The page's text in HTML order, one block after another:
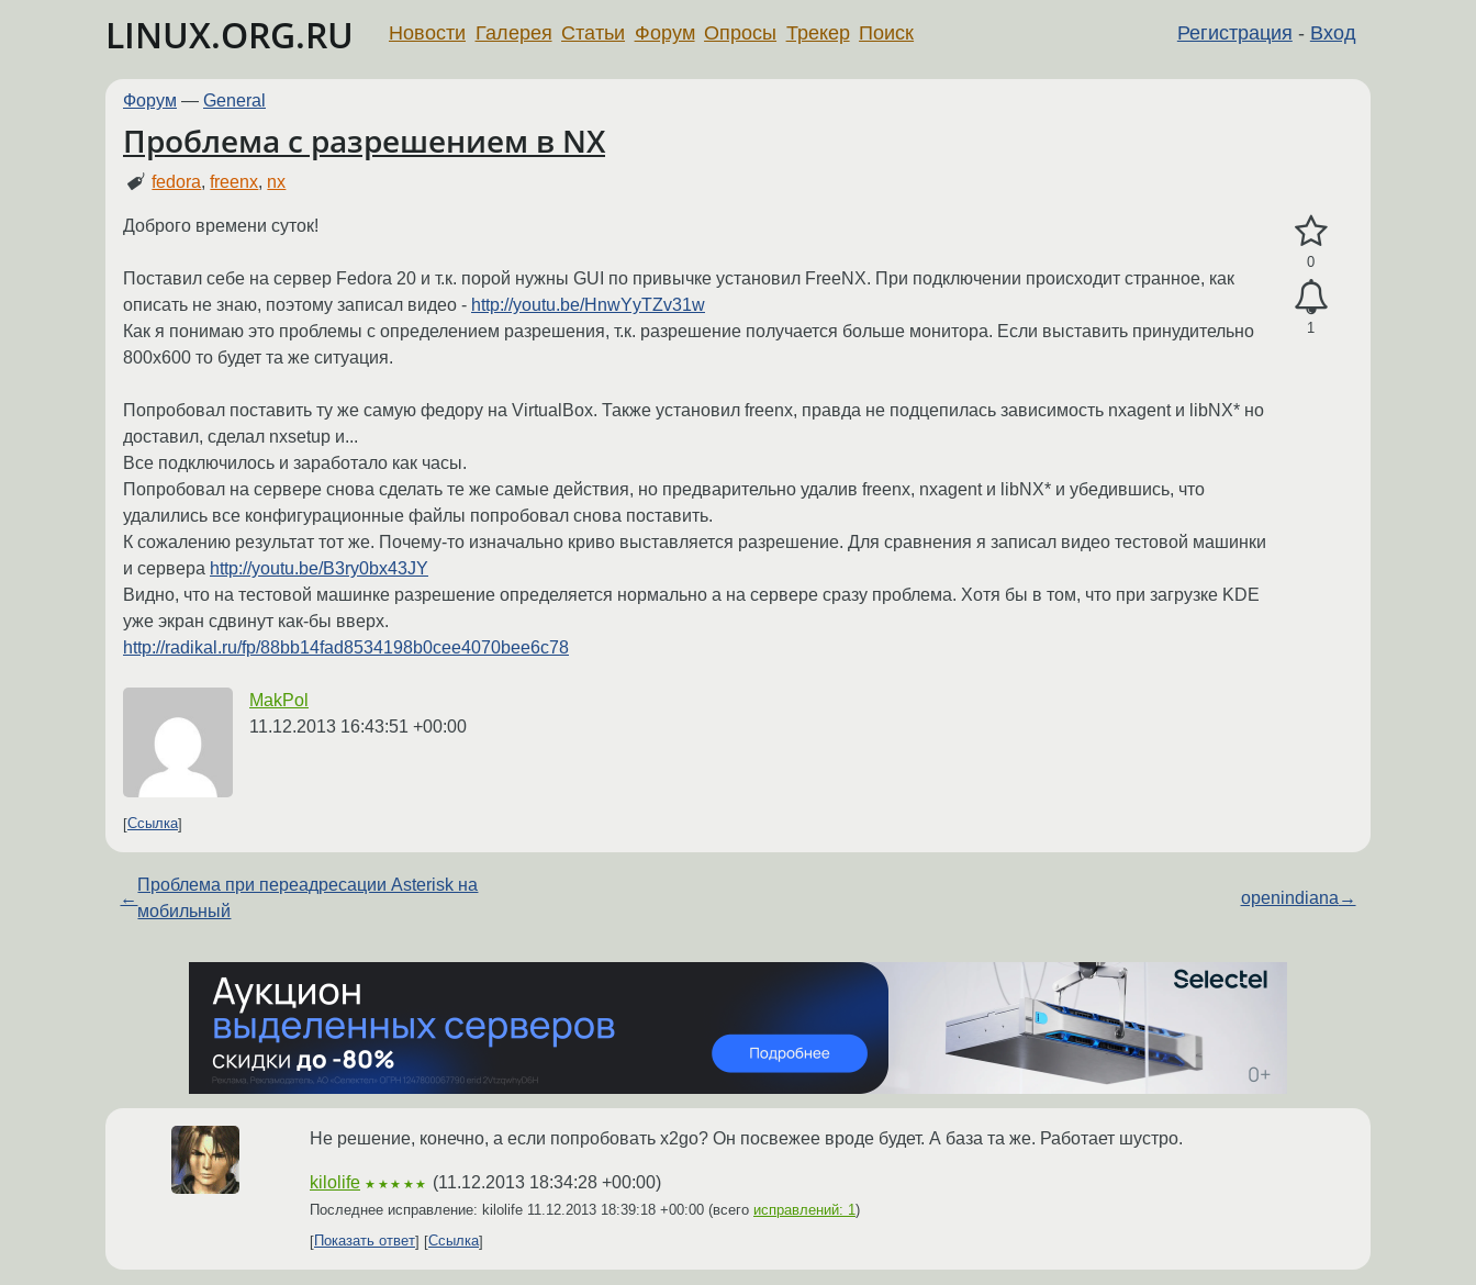
LINUX.ORG.RU Регистрация - Вход
Новости Галерея Статьи Форум Опросы Трекер Поиск
Форум — General
Проблема с разрешением в NX
fedora,freenx, nx
0
1
Доброго времени суток!
Поставил себе на сервер Fedora 20 и т.к. порой нужны GUI по привычке установил FreeNX. При подключении происходит странное, как
описать не знаю, поэтому записал видео - http://youtu.be/HnwYyTZv31w
Как я понимаю это проблемы с определением разрешения, т.к. разрешение получается больше монитора. Если выставить принудительно
800х600 то будет та же ситуация.
Попробовал поставить ту же самую федору на VirtualBox. Также установил freenx, правда не подцепилась зависимость nxagent и libNX* но
доставил, сделал nxsetup и...
Все подключилось и заработало как часы.
Попробовал на сервере снова сделать те же самые действия, но предварительно удалив freenx, nxagent и libNX* и убедившись, что
удалились все конфигурационные файлы попробовал снова поставить.
К сожалению результат тот же. Почему-то изначально криво выставляется разрешение. Для сравнения я записал видео тестовой машинки
и сервера http://youtu.be/B3ry0bx43JY
Видно, что на тестовой машинке разрешение определяется нормально а на сервере сразу проблема. Хотя бы в том, что при загрузке KDE
уже экран сдвинут как-бы вверх.
http://radikal.ru/fp/88bb14fad8534198b0cee4070bee6c78
MakPol
11.12.2013 16:43:51 +00:00
Ссылка
←
Проблема при переадресации Asterisk на
мобильный
openindiana →
Не решение, конечно, а если попробовать x2go? Он посвежее вроде будет. А база та же. Работает шустро.
kilolife ★★★★★ (11.12.2013 18:34:28 +00:00)
Последнее исправление: kilolife 11.12.2013 18:39:18 +00:00 (всего исправлений: 1 )
Показать ответ
Ссылка